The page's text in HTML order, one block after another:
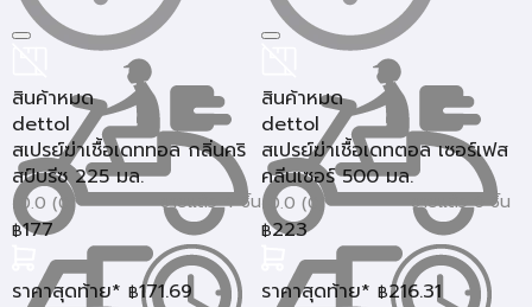
สินค้าหมด
dettol
สเปรย์ฆ่าเชื้อเดททอล กลิ่นคริ
สป์บรีซ 225 มล.
0.0 (0) ขายแล้ว 4 ชิ้น
฿177
ราคาสุดท้าย* ฿171.69
สินค้าหมด
dettol
สเปรย์ฆ่าเชื้อเดทตอล เซอร์เฟส
คลีนเซอร์ 500 มล.
0.0 (0) ขายแล้ว 6 ชิ้น
฿223
ราคาสุดท้าย* ฿216.31